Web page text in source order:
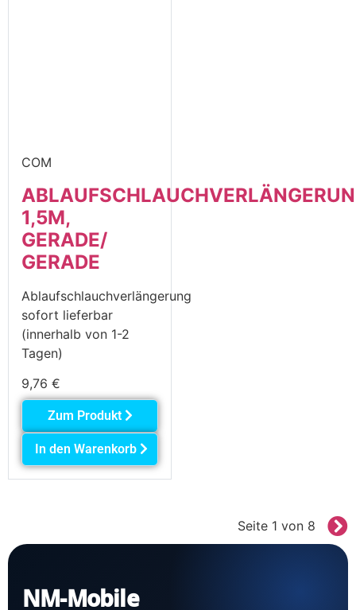
COM
1,5M,
GERADE/
GERADE
Ablaufschlauchverlängerung
sofort lieferbar
(innerhalb von 1-2
Tagen)
9,76 €
Zum Produkt
In den Warenkorb
Seite 1 von 8
NM-Mobile